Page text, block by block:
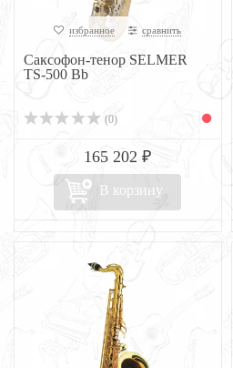
избранное сравнить
Саксофон-тенор SELMER
TS-500 Bb
(0)
165 202 ₽
В корзину